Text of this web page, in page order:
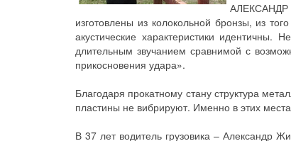
изготовлены из колокольной бронзы, из
акустические характеристики
длительным звучанием сравнимой с
прикосновения удара».
Благодаря прокатному стану структура
пластины не вибрируют. Именно в этих
В 37 лет водитель грузовика – Александр